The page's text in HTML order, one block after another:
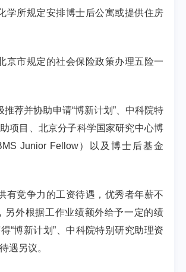
学所规定安排博士后公寓或提供住房
京市规定的社会保险政策办理五险一
推荐并协助申请“博新计划 ”、中科院特
项目、北京分子科学国家研究中心博
Junior Fellow）以及博士后基金
有竞争力的工资待遇，优秀者年薪不
另外根据工作业绩额外给予一定的绩
“博新计划” 、中科院特别研究助理资
遇另议。